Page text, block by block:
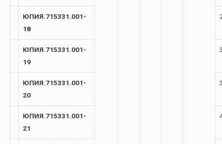
ЮПИЯ.715331.001-
18
ЮПИЯ.715331.001-
19
ЮПИЯ.715331.001-
20
ЮПИЯ.715331.001-
21